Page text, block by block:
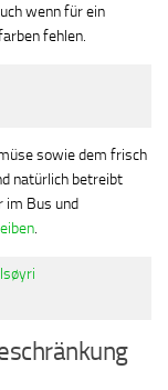
wenn für ein
fehlen.
sowie dem frisch
natürlich betreibt
im Bus und
.